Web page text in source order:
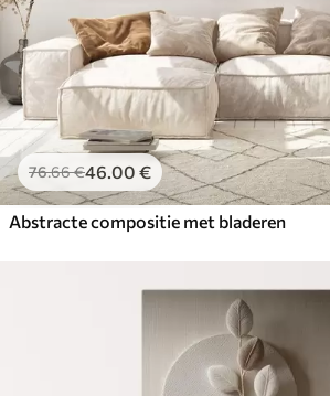
76.66€46.00 €
Abstracte compositie met bladeren